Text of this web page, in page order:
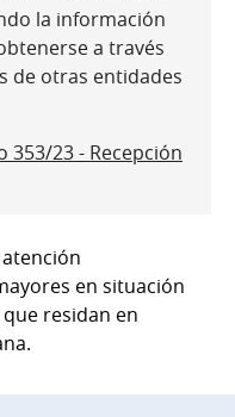
la información
a través
de otras entidades
23 - Recepción
en situación
residan en